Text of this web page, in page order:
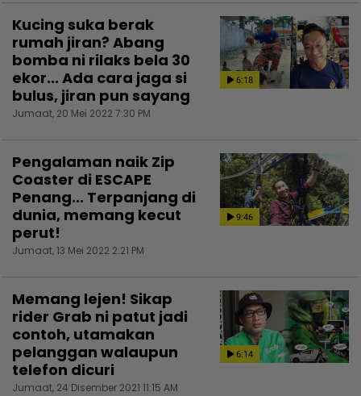
6:18
Kucing suka berak
rumah jiran? Abang
bomba ni rilaks bela 30
ekor... Ada cara jaga si
bulus, jiran pun sayang
Jumaat, 20 Mei 2022 7:30 PM
9:46
Pengalaman naik Zip
Coaster di ESCAPE
Penang... Terpanjang di
dunia, memang kecut
perut!
Jumaat, 13 Mei 2022 2:21 PM
6:14
Memang lejen! Sikap
rider Grab ni patut jadi
contoh, utamakan
pelanggan walaupun
telefon dicuri
Jumaat, 24 Disember 2021 11:15 AM